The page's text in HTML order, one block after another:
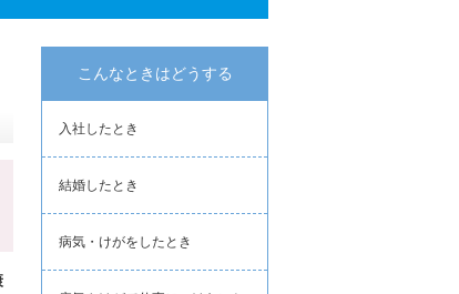
こんなときはどうする
入社したとき
結婚したとき
病気・けがをしたとき